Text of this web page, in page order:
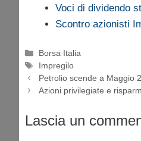
Voci di dividendo
Scontro azionisti
Categorie
Borsa Italia
Tag
Impregilo
Petrolio scende a Maggio
Azioni privilegiate e
Lascia un